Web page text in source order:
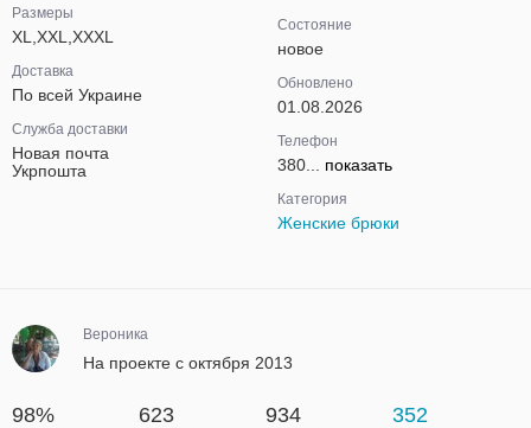
Размеры
XL,XXL,XXXL
Доставка
По всей Украине
Служба доставки
Новая почта
Укрпошта
Состояние
новое
Обновлено
01.08.2026
Телефон
380... показать
Категория
Женские брюки
Вероника
На проекте с октября 2013
98% 623 934 352